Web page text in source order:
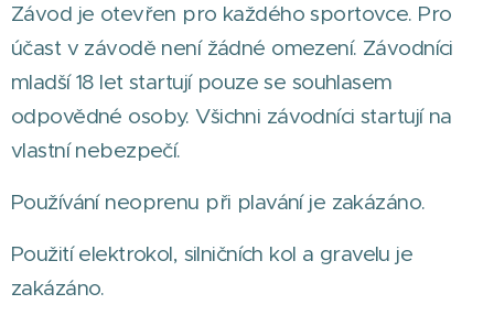
Závod je otevřen pro každého sportovce. Pro
účast v závodě není žádné omezení. Závodníci
mladší 18 let startují pouze se souhlasem
odpovědné osoby. Všichni závodníci startují na
vlastní nebezpečí.
Používání neoprenu při plavání je zakázáno.
Použití elektrokol, silničních kol a gravelu je
zakázáno.